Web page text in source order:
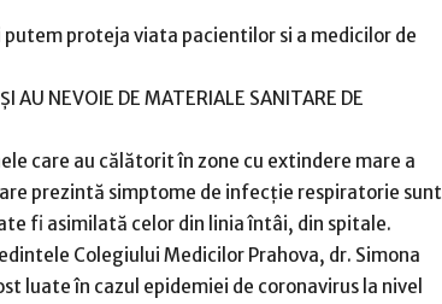
proteja viata pacientilor si a medicilor de
AU NEVOIE DE MATERIALE SANITARE DE
care au călătorit în zone cu extindere mare a
prezintă simptome de infecție respiratorie sunt
fi asimilată celor din linia întâi, din spitale.
Colegiului Medicilor Prahova, dr. Simona
luate în cazul epidemiei de coronavirus la nivel